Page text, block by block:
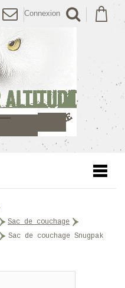
Connexion
> sac de couchage >
> Sac de couchage Snugpak